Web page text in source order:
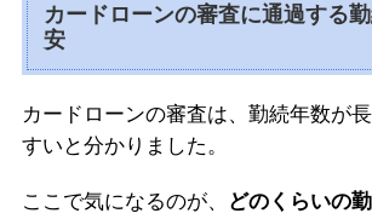
カードローンの審査に通過する
安
カードローンの審査は、勤続年数が
すいと分かりました。
ここで気になるのが、
どのくらいの